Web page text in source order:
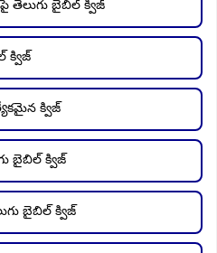
తెలుగు బైబిల్ క్విజ్
క్విజ్
క్విజ్
బైబిల్ క్విజ్
బైబిల్ క్విజ్